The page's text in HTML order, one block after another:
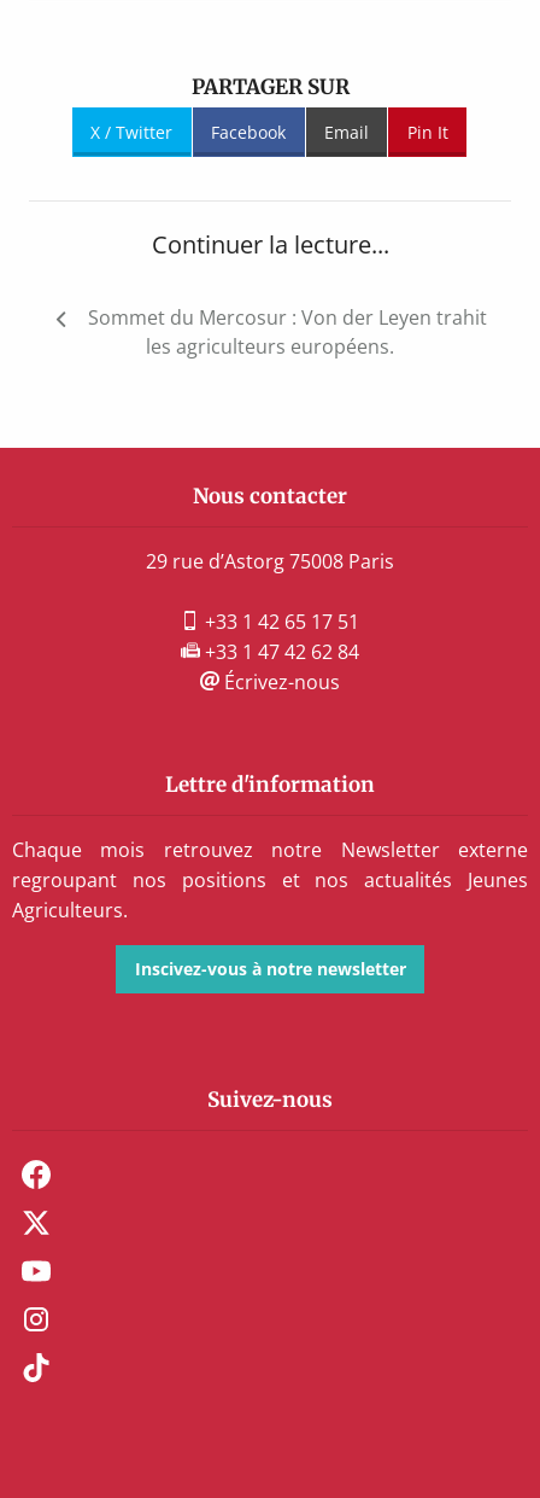
PARTAGER SUR
X / Twitter Facebook Email Pin It
Continuer la lecture...
Navigation
de
Sommet du Mercosur : Von der Leyen trahit
les agriculteurs européens.
Nous contacter
29 rue d’Astorg 75008 Paris
+33 1 42 65 17 51
+33 1 47 42 62 84
Écrivez-nous
Lettre d'information
Chaque mois retrouvez notre Newsletter externe
regroupant nos positions et nos actualités Jeunes
Agriculteurs.
Inscivez-vous à notre newsletter
Suivez-nous